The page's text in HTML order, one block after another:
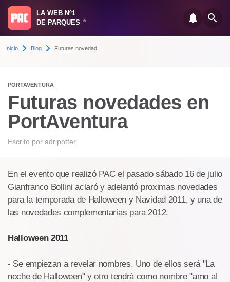
LA WEB Nº1
DE PARQUES
®
Inicio Blog Futuras novedad...
PORTAVENTURA
Futuras novedades en
PortAventura
Escrito por adripotter
En el evento que realizó PAC el pasado sábado 16 de julio
Gianfranco Bollini aclaró y adelantó proximas novedades
para la temporada de Halloween y Navidad 2011, y una de
las novedades complementarias para 2012.
Halloween 2011
- Se empiezan a revelar nombres. Uno de ellos será "La
noche de Halloween" y otro tendrá como nombre "amo al